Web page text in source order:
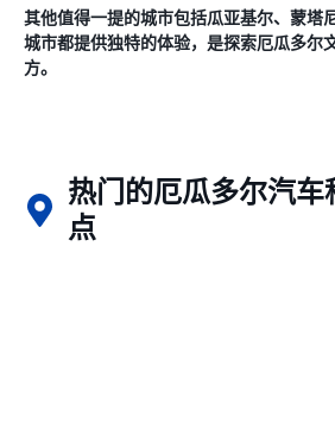
其他值得一提的城市包括瓜亚基尔、蒙塔
城市都提供独特的体验，是探索厄瓜多尔
方。
热门的厄瓜多尔汽车
点